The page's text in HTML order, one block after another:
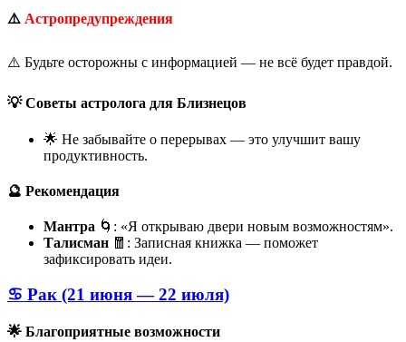
⚠️ Астропредупреждения
⚠️ Будьте осторожны с информацией — не всё будет правдой.
💡 Советы астролога для Близнецов
🌟 Не забывайте о перерывах — это улучшит вашу
продуктивность.
🔮 Рекомендация
Мантра 🌀: «Я открываю двери новым возможностям».
Талисман 🧧: Записная книжка — поможет
зафиксировать идеи.
♋ Рак (21 июня — 22 июля)
🌟 Благоприятные возможности